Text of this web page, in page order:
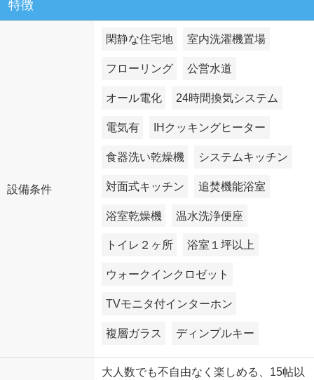
特徴
設備条件
閑静な住宅地 室内洗濯機置場
フローリング 公営水道
オール電化 24時間換気システム
電気有 IHクッキングヒーター
食器洗い乾燥機 システムキッチン
対面式キッチン 追焚機能浴室
浴室乾燥機 温水洗浄便座
トイレ２ヶ所 浴室１坪以上
ウォークインクロゼット
TVモニタ付インターホン
複層ガラス ディンプルキー
大人数でも不自由なく楽しめる、15帖以